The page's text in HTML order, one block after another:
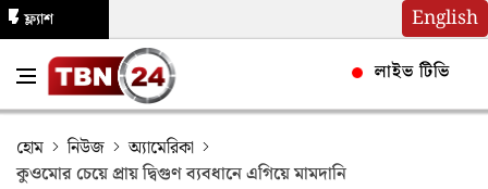
English
ফ্ল্যাশ
লাইভ টিভি
হোম নিউজ
অ্যামেরিকা
কুওমোর চেয়ে প্রায় ‍দ্বিগুণ ব্যবধানে এগিয়ে মামদানি